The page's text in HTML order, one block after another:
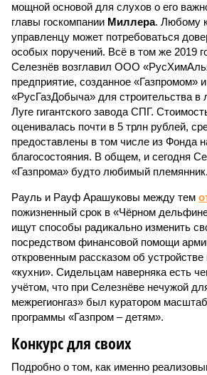
мощной основой для слухов о его
главы госкомпании Миллера. Любому
управленцу может потребоваться
особых поручений. Всё в том же 2019
Селезнёв возглавил ООО
предприятие, созданное «Газпромом»
«РусГазДобыча» для строительства в
Луге гигантского завода СПГ.
оценивалась почти в 5 трлн рублей,
предоставлены в том числе из Фонда
благосостояния. В общем, и сегодня
«Газпрома» будто любимый племянник.
Рауль и Рауф Арашуковы между тем
пожизненный срок в «Чёрном
ищут способы радикально изменить
посредством финансовой помощи
откровенным рассказом об устройстве
«кухни». Сидельцам наверняка есть
учётом, что при Селезнёве нечужой
межрегионгаз» был куратором
программы «Газпром – детям».
Конкурс для своих
Подробно о том, как именно